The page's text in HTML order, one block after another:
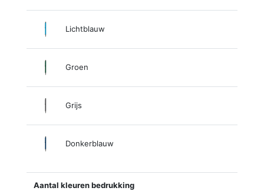
Lichtblauw
Groen
Grijs
Donkerblauw
Aantal kleuren bedrukking